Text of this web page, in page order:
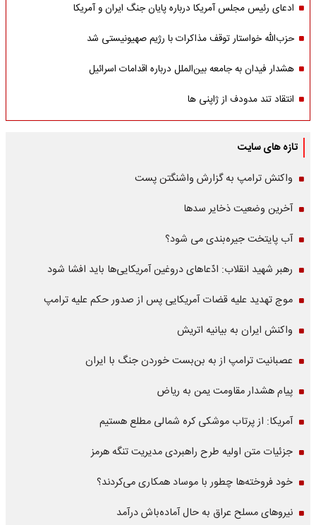
ادعای رئیس مجلس آمریکا درباره پایان جنگ ایران و آمریکا
حزب‌الله خواستار توقف مذاکرات با رژیم صهیونیستی شد
هشدار فیدان به جامعه بین‌الملل درباره اقدامات اسرائیل
انتقاد تند مدودف از ژاپنی ها
تازه های سایت
واکنش ترامپ به گزارش واشنگتن پست
آخرین وضعیت ذخایر سدها
آب پایتخت جیره‌بندی می شود؟
رهبر شهید انقلاب: ادّعاهای دروغین آمریکایی‌ها باید افشا شود
موج تهدید علیه قضات آمریکایی پس از صدور حکم علیه ترامپ
واکنش ایران به بیانیه اتریش
عصبانیت ترامپ از به بن‌بست خوردن جنگ با ایران
پیام هشدار مقاومت یمن به ریاض
آمریکا: از پرتاب موشکی کره شمالی مطلع هستیم
جزئیات متن اولیه طرح راهبردی مدیریت تنگه هرمز
خود فروخته‌ها چطور با موساد همکاری می‌کردند؟
نیروهای مسلح عراق به حال آماده‌باش درآمد